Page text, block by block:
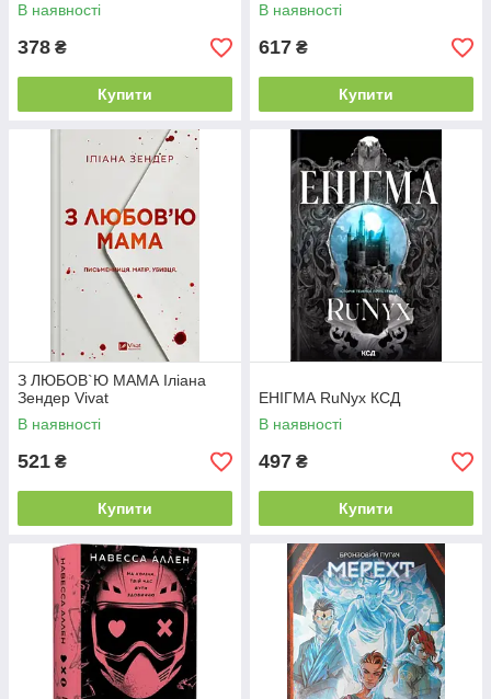
В наявності
378 ₴
Купити
В наявності
617 ₴
Купити
З ЛЮБОВ`Ю МАМА Іліана
Зендер Vivat
В наявності
521 ₴
Купити
ЕНІГМА RuNyx КСД
В наявності
497 ₴
Купити